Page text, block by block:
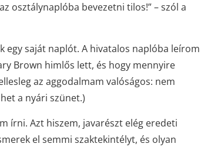
osztálynaplóba bevezetni tilos!” – szól a
saját naplót. A hivatalos naplóba leírom
Brown himlős lett, és hogy mennyire
az aggodalmam valóságos: nem
a nyári szünet.)
írni. Azt hiszem, javarészt elég eredeti
el semmi szaktekintélyt, és olyan